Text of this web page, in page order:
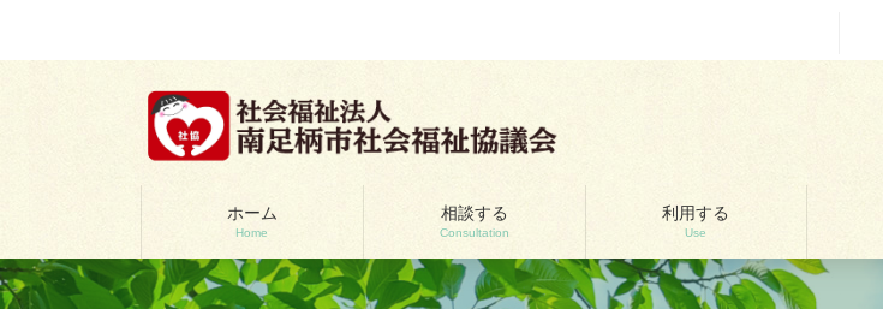
テ
ゲ
ホーム
Home
相談する
Consultation
利用する
Use